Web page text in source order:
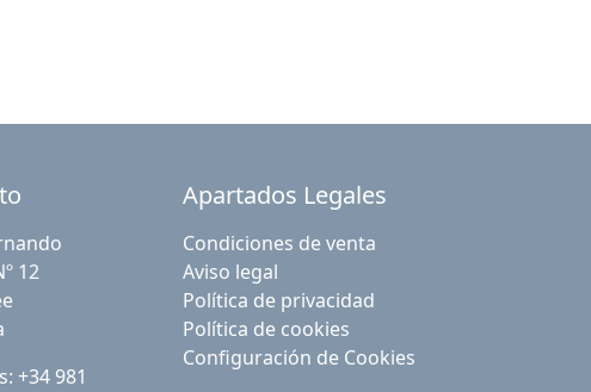
12
+34 981
Apartados Legales
Condiciones de venta
Aviso legal
Política de privacidad
Política de cookies
Configuración de Cookies